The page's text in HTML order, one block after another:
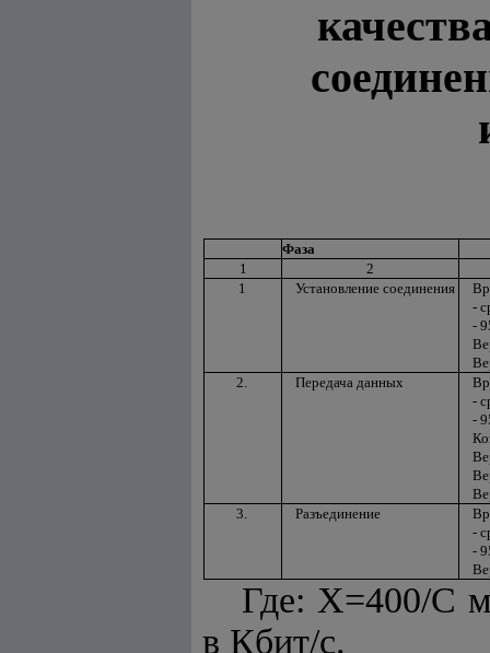
Фаза
1
2
1
Установление соединения
-
-
2.
Передача данных
-
-
3.
Разъединение
-
-
Где: X=400/С
в Кбит/с.